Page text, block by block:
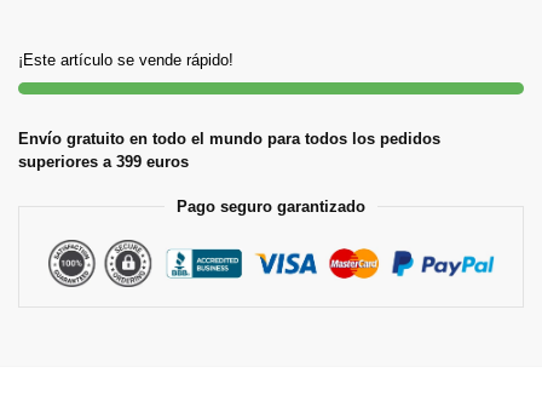
¡Este artículo se vende rápido!
Envío gratuito en todo el mundo para todos los pedidos
superiores a 399 euros
Pago seguro garantizado